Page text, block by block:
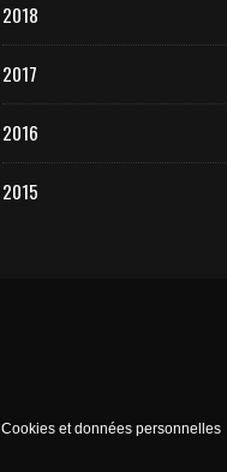
2018
2017
2016
2015
Cookies et données personnelles